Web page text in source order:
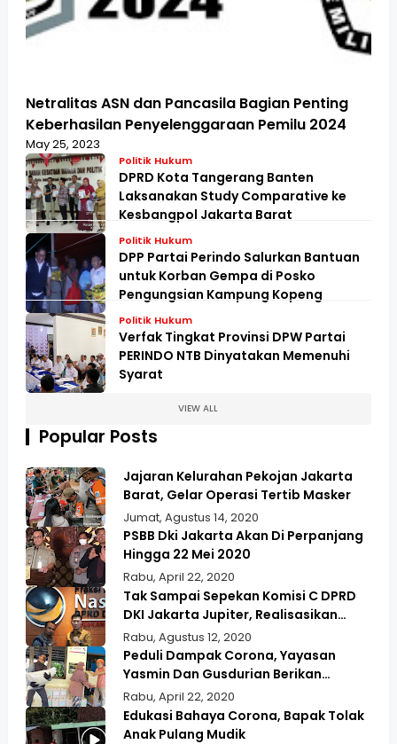
Netralitas ASN dan Pancasila Bagian Penting
Keberhasilan Penyelenggaraan Pemilu 2024
May 25, 2023
Politik Hukum
DPRD Kota Tangerang Banten
Laksanakan Study Comparative ke
Kesbangpol Jakarta Barat
Politik Hukum
DPP Partai Perindo Salurkan Bantuan
untuk Korban Gempa di Posko
Pengungsian Kampung Kopeng
Politik Hukum
Verfak Tingkat Provinsi DPW Partai
PERINDO NTB Dinyatakan Memenuhi
Syarat
VIEW ALL
Popular Posts
Jajaran Kelurahan Pekojan Jakarta
Barat, Gelar Operasi Tertib Masker
Jumat, Agustus 14, 2020
PSBB Dki Jakarta Akan Di Perpanjang
Hingga 22 Mei 2020
Rabu, April 22, 2020
Tak Sampai Sepekan Komisi C DPRD
DKI Jakarta Jupiter, Realisasikan
Aspirasi Masyarakat Duri Kepa Kebun
Jeruk
Rabu, Agustus 12, 2020
Peduli Dampak Corona, Yayasan
Yasmin Dan Gusdurian Berikan
Bansos Untuk Wilayah Pekojan
Rabu, April 22, 2020
Edukasi Bahaya Corona, Bapak Tolak
Anak Pulang Mudik